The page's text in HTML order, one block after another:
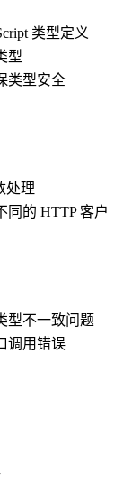
类型定义
型
类型安全
处理
同的 HTTP 客户
型不一致问题
调用错误